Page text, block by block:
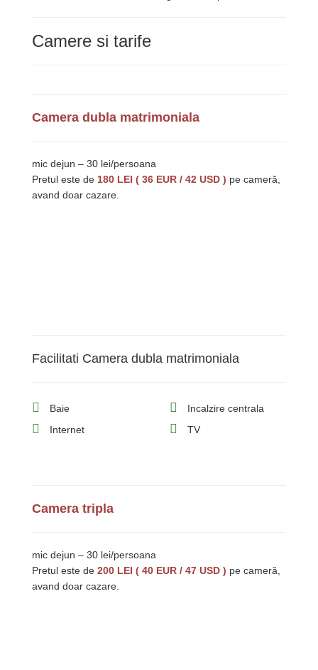
Camere si tarife
Camera dubla matrimoniala
mic dejun – 30 lei/persoana
Pretul este de 180 LEI ( 36 EUR / 42 USD ) pe cameră,
avand doar cazare.
Facilitati Camera dubla matrimoniala
Baie
Incalzire centrala
Internet
TV
Camera tripla
mic dejun – 30 lei/persoana
Pretul este de 200 LEI ( 40 EUR / 47 USD ) pe cameră,
avand doar cazare.